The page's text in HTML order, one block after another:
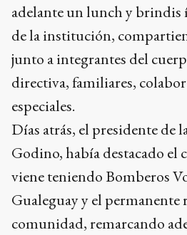
adelante un lunch y brindis
de la institución,
junto a integrantes del
directiva, familiares,
especiales.
Días atrás, el presidente de
Godino, había destacado el
viene teniendo Bomberos
Gualeguay y el permanente
comunidad, remarcando